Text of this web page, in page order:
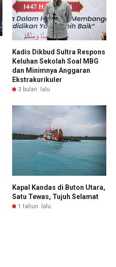
Kadis Dikbud Sultra Respons
Keluhan Sekolah Soal MBG
dan Minimnya Anggaran
Ekstrakurikuler
3 bulan lalu
Kapal Kandas di Buton Utara,
Satu Tewas, Tujuh Selamat
1 tahun lalu